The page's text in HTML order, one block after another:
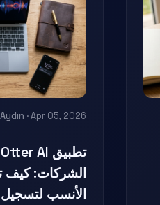
· Apr 05, 2026
الشركات: كيف
الأنسب